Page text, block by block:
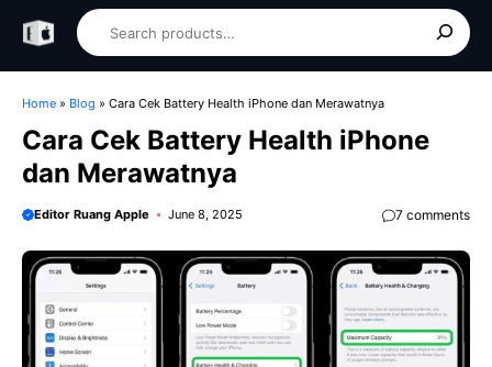
content
Home » Blog » Cara Cek Battery Health iPhone dan Merawatnya
Cara Cek Battery Health iPhone
dan Merawatnya
Editor Ruang Apple June 8, 2025 7 comments